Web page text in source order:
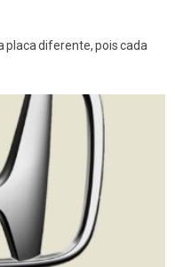
placa diferente, pois cada